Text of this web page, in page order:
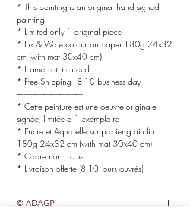
* This painting is an original hand signed
painting
* Limited only 1 original piece
* Ink & Watercolour on paper 180g 24x32
cm (with mat 30x40 cm)
* Frame not included
* Free Shipping - 8-10 business day
-------------------------------------
* Cette peinture est une oeuvre originale
signée, limitée à 1 exemplaire
* Encre et Aquarelle sur papier grain fin
180g 24x32 cm (with mat 30x40 cm)
* Cadre non inclus
* Livraison offerte (8-10 jours ouvrés)
© ADAGP